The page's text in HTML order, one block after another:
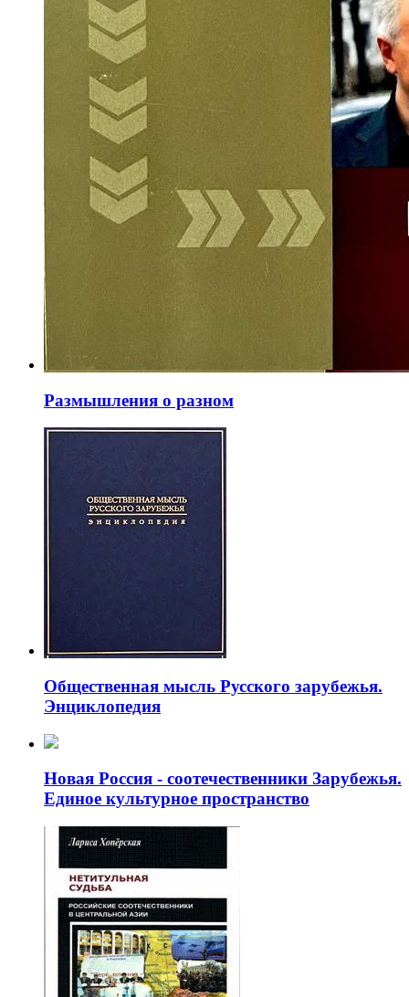
Размышления о разном
Общественная мысль Русского зарубежья.
Энциклопедия
Новая Россия - соотечественники Зарубежья.
Единое культурное пространство